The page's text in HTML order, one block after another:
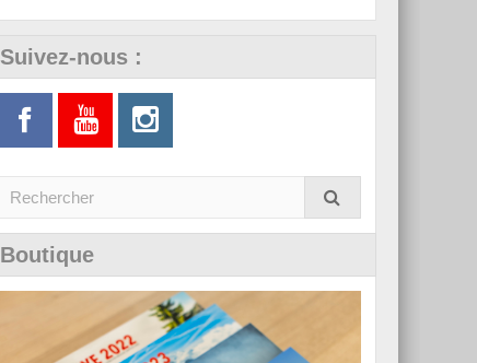
Suivez-nous :
Boutique